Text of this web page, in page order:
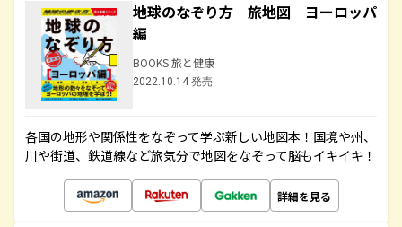
地球のなぞり方 旅地図 ヨーロッパ
編
BOOKS 旅と健康
2022.10.14 発売
各国の地形や関係性をなぞって学ぶ新しい地図本！国境や州、
川や街道、鉄道線など旅気分で地図をなぞって脳もイキイキ！
詳細を見る